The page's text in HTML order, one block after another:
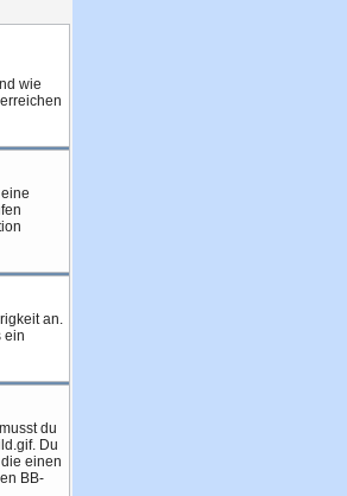
wie
an.
ein
du
Du
einen
BB-